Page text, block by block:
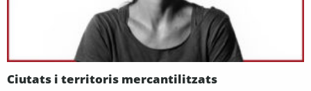
Ciutats i territoris mercantilitzats